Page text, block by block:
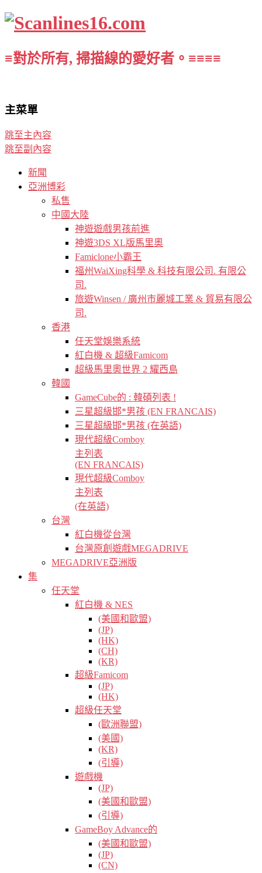
≡對於所有, 掃描線的愛好者。≡≡≡≡
主菜單
跳至主內容
跳至副內容
新聞
亞洲博彩
私售
中國大陸
神遊遊戲男孩前進
神遊3DS XL版馬里奧
Famiclone小霸王
福州WaiXing科學 & 科技有限公司. 有限公
司.
旅遊Winsen / 廣州市麗城工業 & 貿易有限公
司.
香港
任天堂娛樂系統
紅白機 & 超級Famicom
超級馬里奧世界 2 耀西島
韓國
GameCube的 : 韓碩列表 !
三星超級邯*男孩 (EN FRANCAIS)
三星超級邯*男孩 (在英語)
現代超級Comboy
主列表
(EN FRANCAIS)
現代超級Comboy
主列表
(在英語)
台灣
紅白機從台灣
台灣原創遊戲MEGADRIVE
MEGADRIVE亞洲版
集
任天堂
紅白機 & NES
(美國和歐盟)
(JP)
(HK)
(CH)
(KR)
超級Famicom
(JP)
(HK)
超級任天堂
(歐洲聯盟)
(美國)
(KR)
(引導)
遊戲機
(JP)
(美國和歐盟)
(引導)
GameBoy Advance的
(美國和歐盟)
(JP)
(CN)